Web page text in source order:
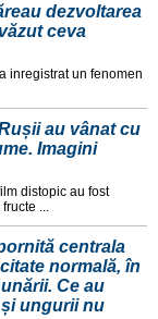
dezvoltarea
ceva
inregistrat un fenomen
au vânat cu
Imagini
distopic au fost
...
centrala
normală, în
Ce au
ungurii nu